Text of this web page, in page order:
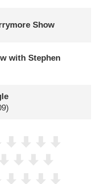
Show
with Stephen